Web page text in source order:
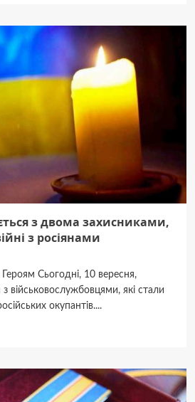
з двома захисниками,
з росіянами
Сьогодні, 10 вересня,
військовослужбовцями, які стали
окупантів....